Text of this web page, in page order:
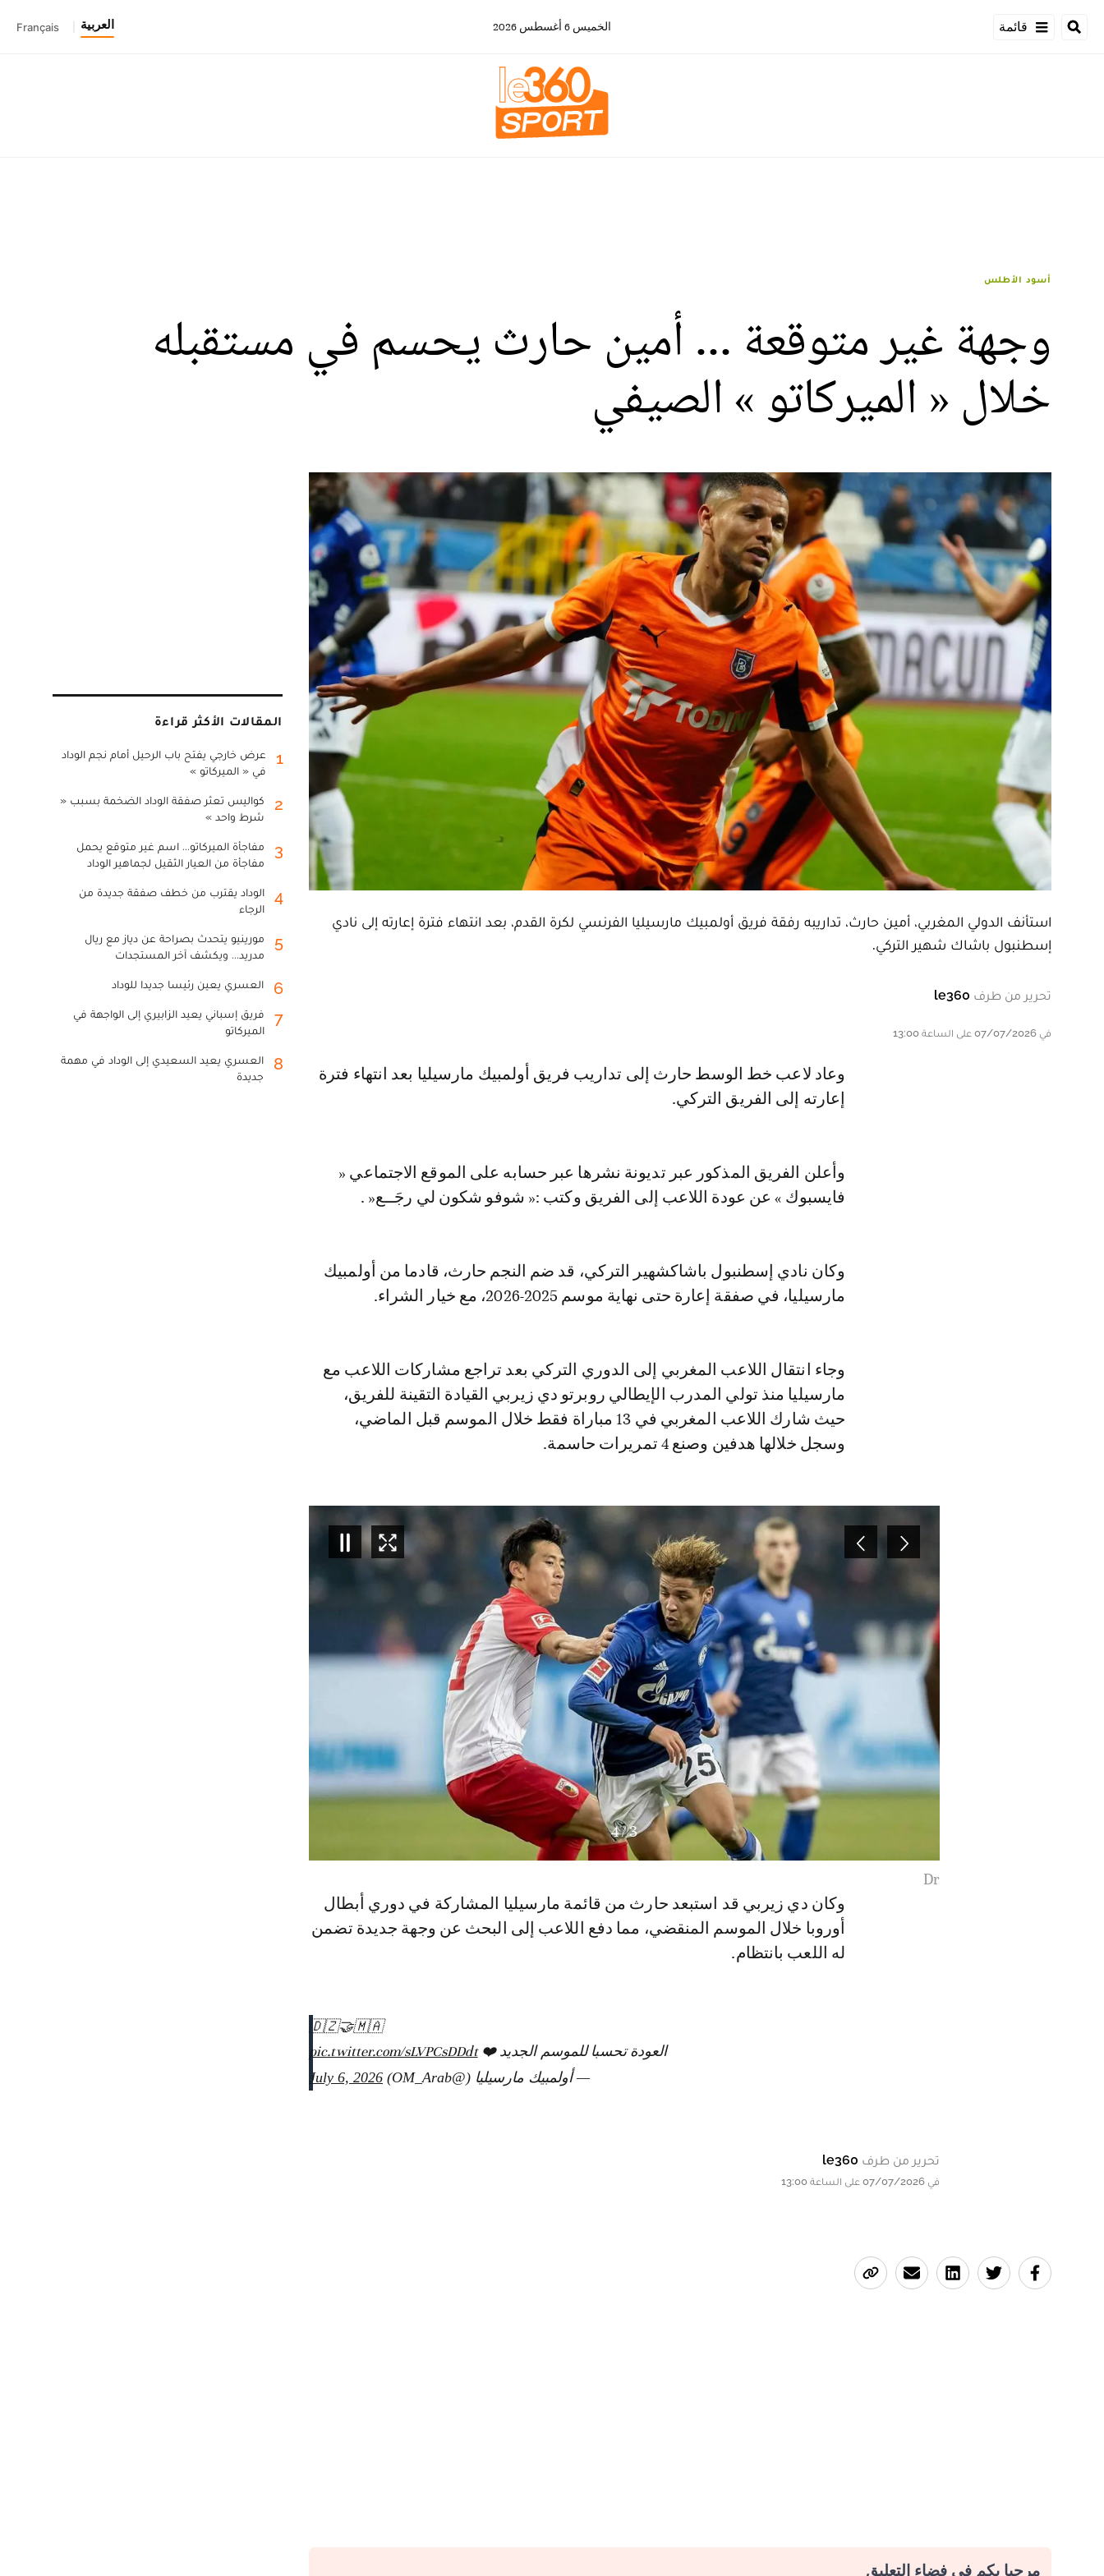
قائمة الخميس 6 أغسطس 2026 العربية Français
أسود الأطلس
وجهة غير متوقعة ... أمين حارث يحسم في مستقبله
خلال « الميركاتو » الصيفي
استأنف الدولي المغربي، أمين حارث، تداريبه رفقة فريق أولمبيك مارسيليا الفرنسي لكرة القدم، بعد انتهاء فترة إعارته إلى نادي
إسطنبول باشاك شهير التركي.
تحرير من طرف le360
في 07/07/2026 على الساعة 13:00
وعاد لاعب خط الوسط حارث إلى تداريب فريق أولمبيك مارسيليا بعد انتهاء فترة
إعارته إلى الفريق التركي.
وأعلن الفريق المذكور عبر تديونة نشرها عبر حسابه على الموقع الاجتماعي «
فايسبوك » عن عودة اللاعب إلى الفريق وكتب :« شوفو شكون لي رجَــع« .
وكان نادي إسطنبول باشاكشهير التركي، قد ضم النجم حارث، قادما من أولمبيك
مارسيليا، في صفقة إعارة حتى نهاية موسم 2025-2026، مع خيار الشراء.
وجاء انتقال اللاعب المغربي إلى الدوري التركي بعد تراجع مشاركات اللاعب مع
مارسيليا منذ تولي المدرب الإيطالي روبرتو دي زيربي القيادة التقينة للفريق،
حيث شارك اللاعب المغربي في 13 مباراة فقط خلال الموسم قبل الماضي،
وسجل خلالها هدفين وصنع 4 تمريرات حاسمة.
3
/
4
Dr
وكان دي زيربي قد استبعد حارث من قائمة مارسيليا المشاركة في دوري أبطال
أوروبا خلال الموسم المنقضي، مما دفع اللاعب إلى البحث عن وجهة جديدة تضمن
له اللعب بانتظام.
🇩🇿🤝🇲🇦
العودة تحسبا للموسم الجديد ❤️pic.twitter.com/sLVPCsDDdt
— أولمبيك مارسيليا (@OM_Arab) July 6, 2026
تحرير من طرف le360
في 07/07/2026 على الساعة 13:00
مرحبا بكم في فضاء التعليق
المقالات الأكثر قراءة
1
عرض خارجي يفتح باب الرحيل أمام نجم الوداد
في « الميركاتو »
2
كواليس تعثر صفقة الوداد الضخمة بسبب «
شرط واحد »
3
مفاجأة الميركاتو... اسم غير متوقع يحمل
مفاجأة من العيار الثقيل لجماهير الوداد
4
الوداد يقترب من خطف صفقة جديدة من
الرجاء
5
مورينيو يتحدث بصراحة عن دياز مع ريال
مدريد... ويكشف آخر المستجدات
6 العسري يعين رئيسا جديدا للوداد
7
فريق إسباني يعيد الزابيري إلى الواجهة في
الميركاتو
8
العسري يعيد السعيدي إلى الوداد في مهمة
جديدة